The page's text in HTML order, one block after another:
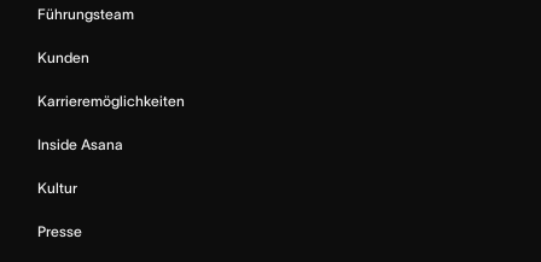
Führungsteam
Kunden
Karrieremöglichkeiten
Inside Asana
Kultur
Presse